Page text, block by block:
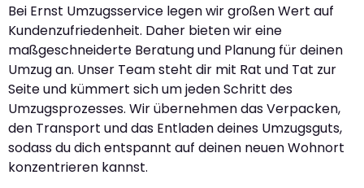
Bei Ernst Umzugsservice legen wir großen Wert auf
Kundenzufriedenheit. Daher bieten wir eine
maßgeschneiderte Beratung und Planung für deinen
Umzug an. Unser Team steht dir mit Rat und Tat zur
Seite und kümmert sich um jeden Schritt des
Umzugsprozesses. Wir übernehmen das Verpacken,
den Transport und das Entladen deines Umzugsguts,
sodass du dich entspannt auf deinen neuen Wohnort
konzentrieren kannst.